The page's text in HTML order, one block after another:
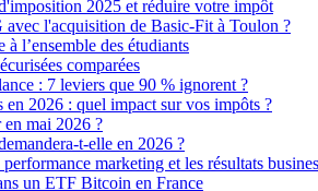
2025 et réduire votre impôt
avec l'acquisition de Basic-Fit à Toulon ?
l’ensemble des étudiants
comparées
: 7 leviers que 90 % ignorent ?
en 2026 : quel impact sur vos impôts ?
mai 2026 ?
t-elle en 2026 ?
marketing et les résultats
un ETF Bitcoin en France